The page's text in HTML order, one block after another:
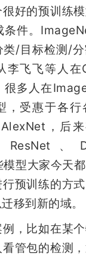
好的预训练
条件。
类/目标检测/
李飞飞等人在
很多人在
，受惠于各行
，后来
ResNet、
型大家今天
预训练的方
移到新的域。
，比如在某
管包的检测